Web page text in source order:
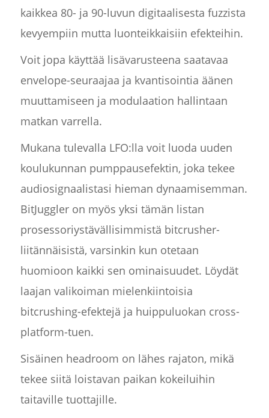
kaikkea 80- ja 90-luvun digitaalisesta fuzzista
kevyempiin mutta luonteikkaisiin efekteihin.
Voit jopa käyttää lisävarusteena saatavaa
envelope-seuraajaa ja kvantisointia äänen
muuttamiseen ja modulaation hallintaan
matkan varrella.
Mukana tulevalla LFO:lla voit luoda uuden
koulukunnan pumppausefektin, joka tekee
audiosignaalistasi hieman dynaamisemman.
BitJuggler on myös yksi tämän listan
prosessoriystävällisimmistä bitcrusher-
liitännäisistä, varsinkin kun otetaan
huomioon kaikki sen ominaisuudet. Löydät
laajan valikoiman mielenkiintoisia
bitcrushing-efektejä ja huippuluokan cross-
platform-tuen.
Sisäinen headroom on lähes rajaton, mikä
tekee siitä loistavan paikan kokeiluihin
taitaville tuottajille.